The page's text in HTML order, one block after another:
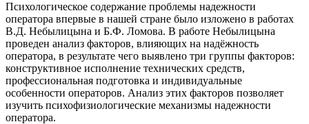
Психологическое содержание проблемы надежности
оператора впервые в нашей стране было изложено в работах
В.Д. Небылицына и Б.Ф. Ломова. В работе Небылицына
проведен анализ факторов, влияющих на надёжность
оператора, в результате чего выявлено три группы факторов:
конструктивное исполнение технических средств,
профессиональная подготовка и индивидуальные
особенности операторов. Анализ этих факторов позволяет
изучить психофизиологические механизмы надежности
оператора.